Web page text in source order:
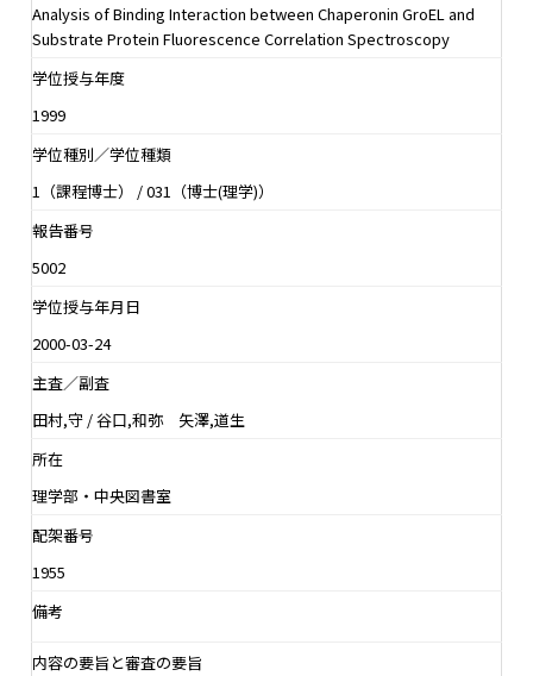
Analysis of Binding Interaction between Chaperonin GroEL and
Substrate Protein Fluorescence Correlation Spectroscopy
学位授与年度
1999
学位種別／学位種類
1（課程博士） / 031（博士(理学)）
報告番号
5002
学位授与年月日
2000-03-24
主査／副査
田村,守 / 谷口,和弥 矢澤,道生
所在
理学部・中央図書室
配架番号
1955
備考
内容の要旨と審査の要旨